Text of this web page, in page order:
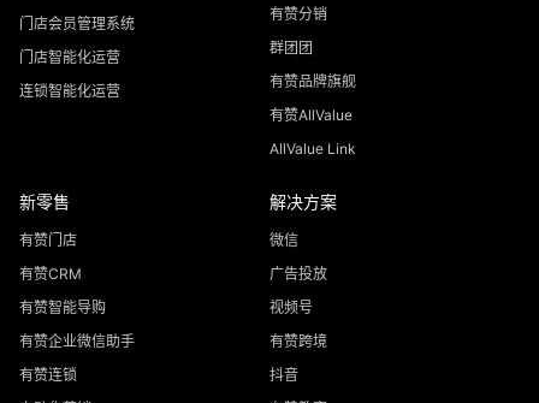
门店会员管理系统
门店智能化运营
连锁智能化运营
有赞分销
群团团
有赞品牌旗舰
有赞AllValue
AllValue Link
新零售
有赞门店
有赞CRM
有赞智能导购
有赞企业微信助手
有赞连锁
解决方案
微信
广告投放
视频号
有赞跨境
抖音